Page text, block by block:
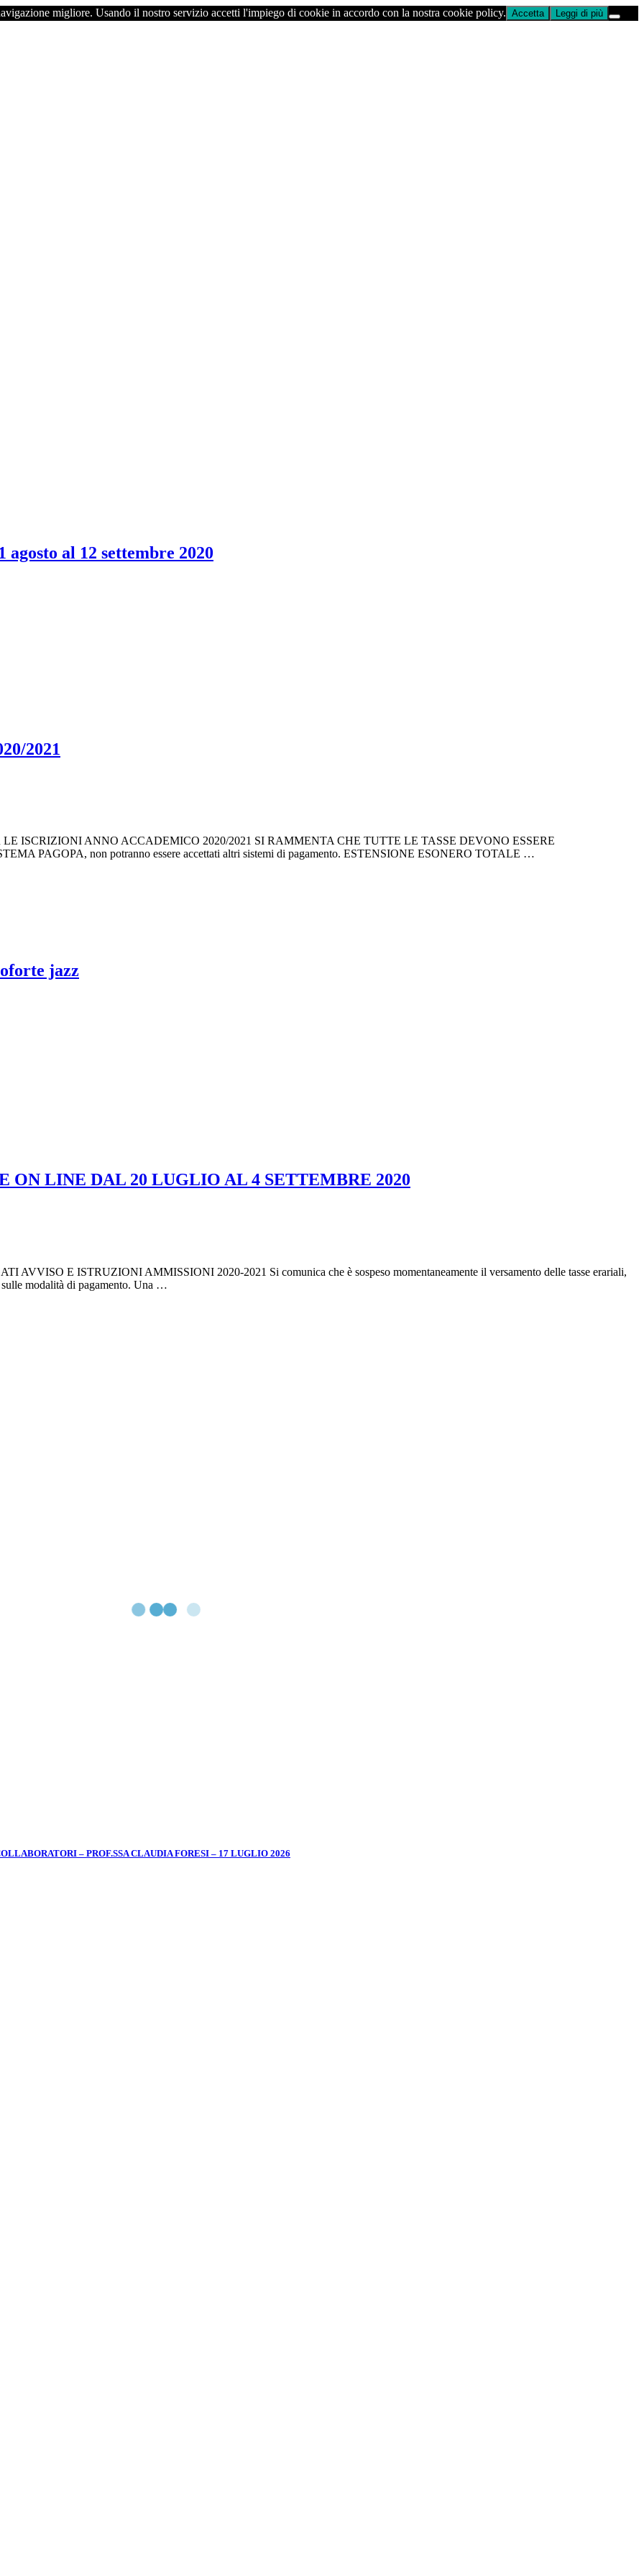
migliore. Usando il nostro servizio accetti l'impiego di cookie in accordo con la nostra cookie policy. Accetta Leggi di più
al 12 settembre 2020
2021
ISCRIZIONI ANNO ACCADEMICO 2020/2021 SI RAMMENTA CHE TUTTE LE TASSE DEVONO ESSERE
PAGOPA, non potranno essere accettati altri sistemi di pagamento. ESTENSIONE ESONERO TOTALE …
jazz
ON LINE DAL 20 LUGLIO AL 4 SETTEMBRE 2020
AVVISO E ISTRUZIONI AMMISSIONI 2020-2021 Si comunica che è sospeso momentaneamente il versamento delle tasse erariali,
modalità di pagamento. Una …
– PROF.SSA CLAUDIA FORESI – 17 LUGLIO 2026